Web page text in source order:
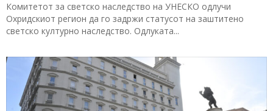
Комитетот за светско наследство на УНЕСКО одлучи
Охридскиот регион да го задржи статусот на заштитено
светско културно наследство. Одлуката...